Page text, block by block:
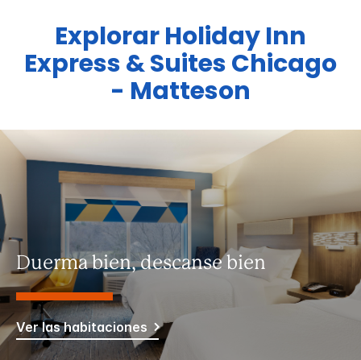
ExplorarHoliday Inn
Express & SuitesChicago
- Matteson
Duerma bien, descanse bien
Ver las habitaciones